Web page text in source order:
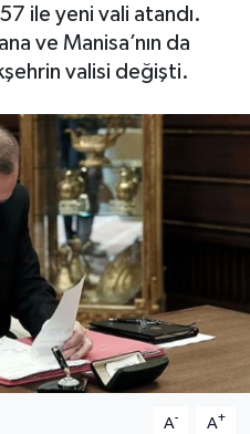
ile yeni vali atandı.
ve Manisa’nın da
valisi değişti.
A- A+